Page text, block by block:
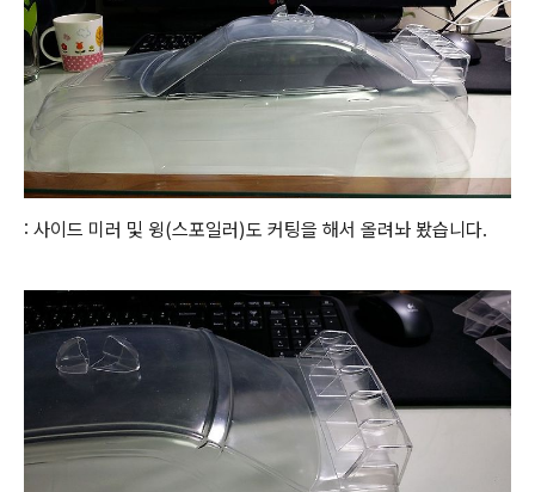
: 사이드 미러 및 윙(스포일러)도 커팅을 해서 올려놔 봤습니다.